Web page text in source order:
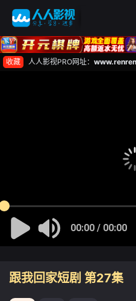
收藏 人人影视PRO网址：
00:00 / 00:00
跟我回家短剧 第27集